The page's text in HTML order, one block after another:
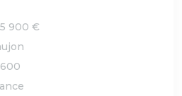
900 €